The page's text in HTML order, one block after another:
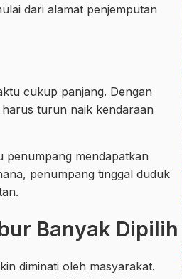
dari alamat penjemputan
cukup panjang. Dengan
turun naik kendaraan
penumpang mendapatkan
penumpang tinggal duduk
Banyak Dipilih
diminati oleh masyarakat.